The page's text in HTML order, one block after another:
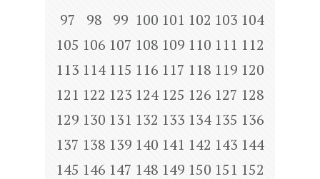
97
98 99 100 101 102 103 104
105 106 107 108 109 110 111 112
113 114 115 116 117 118 119 120
121 122 123 124 125 126 127 128
129 130 131 132 133 134 135 136
137 138 139 140 141 142 143 144
145 146 147 148 149 150 151 152